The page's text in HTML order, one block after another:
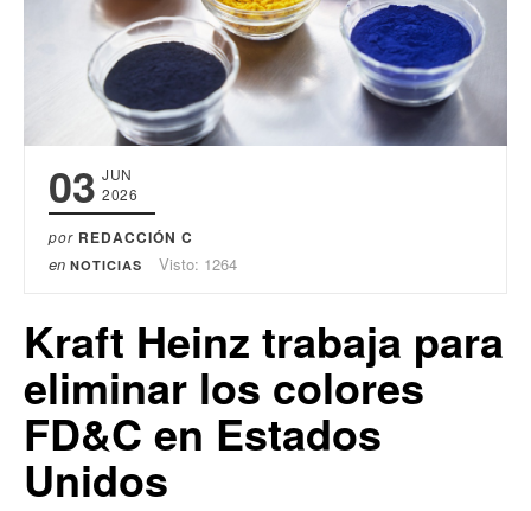
03 JUN
2026
por REDACCIÓN C
en NOTICIAS Visto: 1264
Kraft Heinz trabaja para
eliminar los colores
FD&C en Estados
Unidos